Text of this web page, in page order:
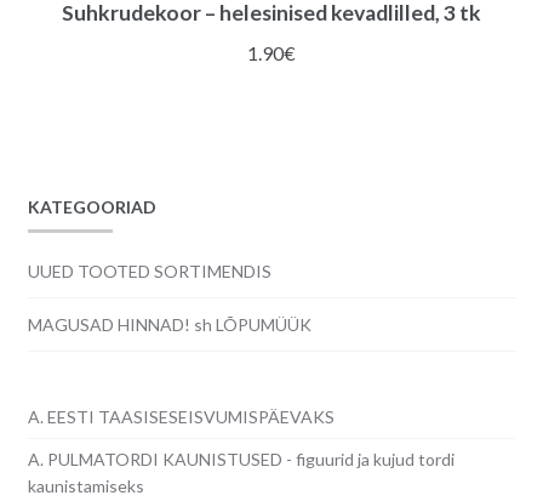
Suhkrudekoor – helesinised kevadlilled, 3 tk
1.90€
KATEGOORIAD
UUED TOOTED SORTIMENDIS
MAGUSAD HINNAD! sh LÕPUMÜÜK
A. EESTI TAASISESEISVUMISPÄEVAKS
A. PULMATORDI KAUNISTUSED - figuurid ja kujud tordi
kaunistamiseks